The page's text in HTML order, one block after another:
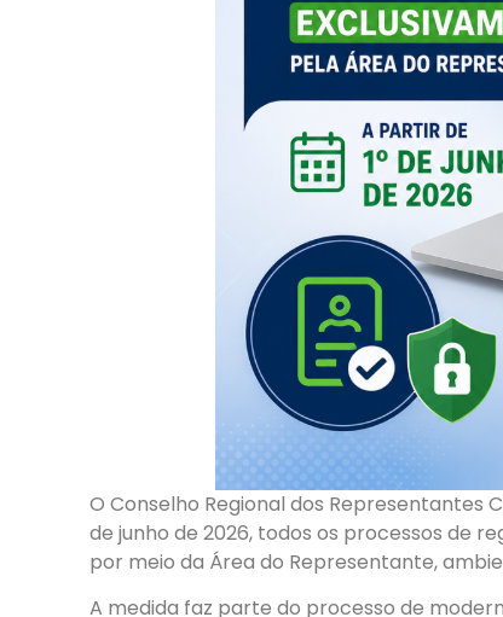
O Conselho Regional dos Representantes
de junho de 2026, todos os processos de
por meio da Área do Representante,
A medida faz parte do processo de